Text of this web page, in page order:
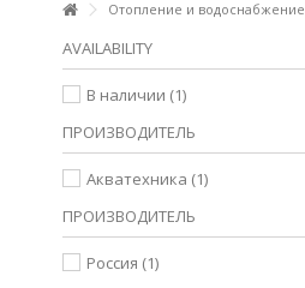
Отопление и водоснабжение
AVAILABILITY
В наличии (1)
ПРОИЗВОДИТЕЛЬ
Акватехника (1)
ПРОИЗВОДИТЕЛЬ
Россия (1)